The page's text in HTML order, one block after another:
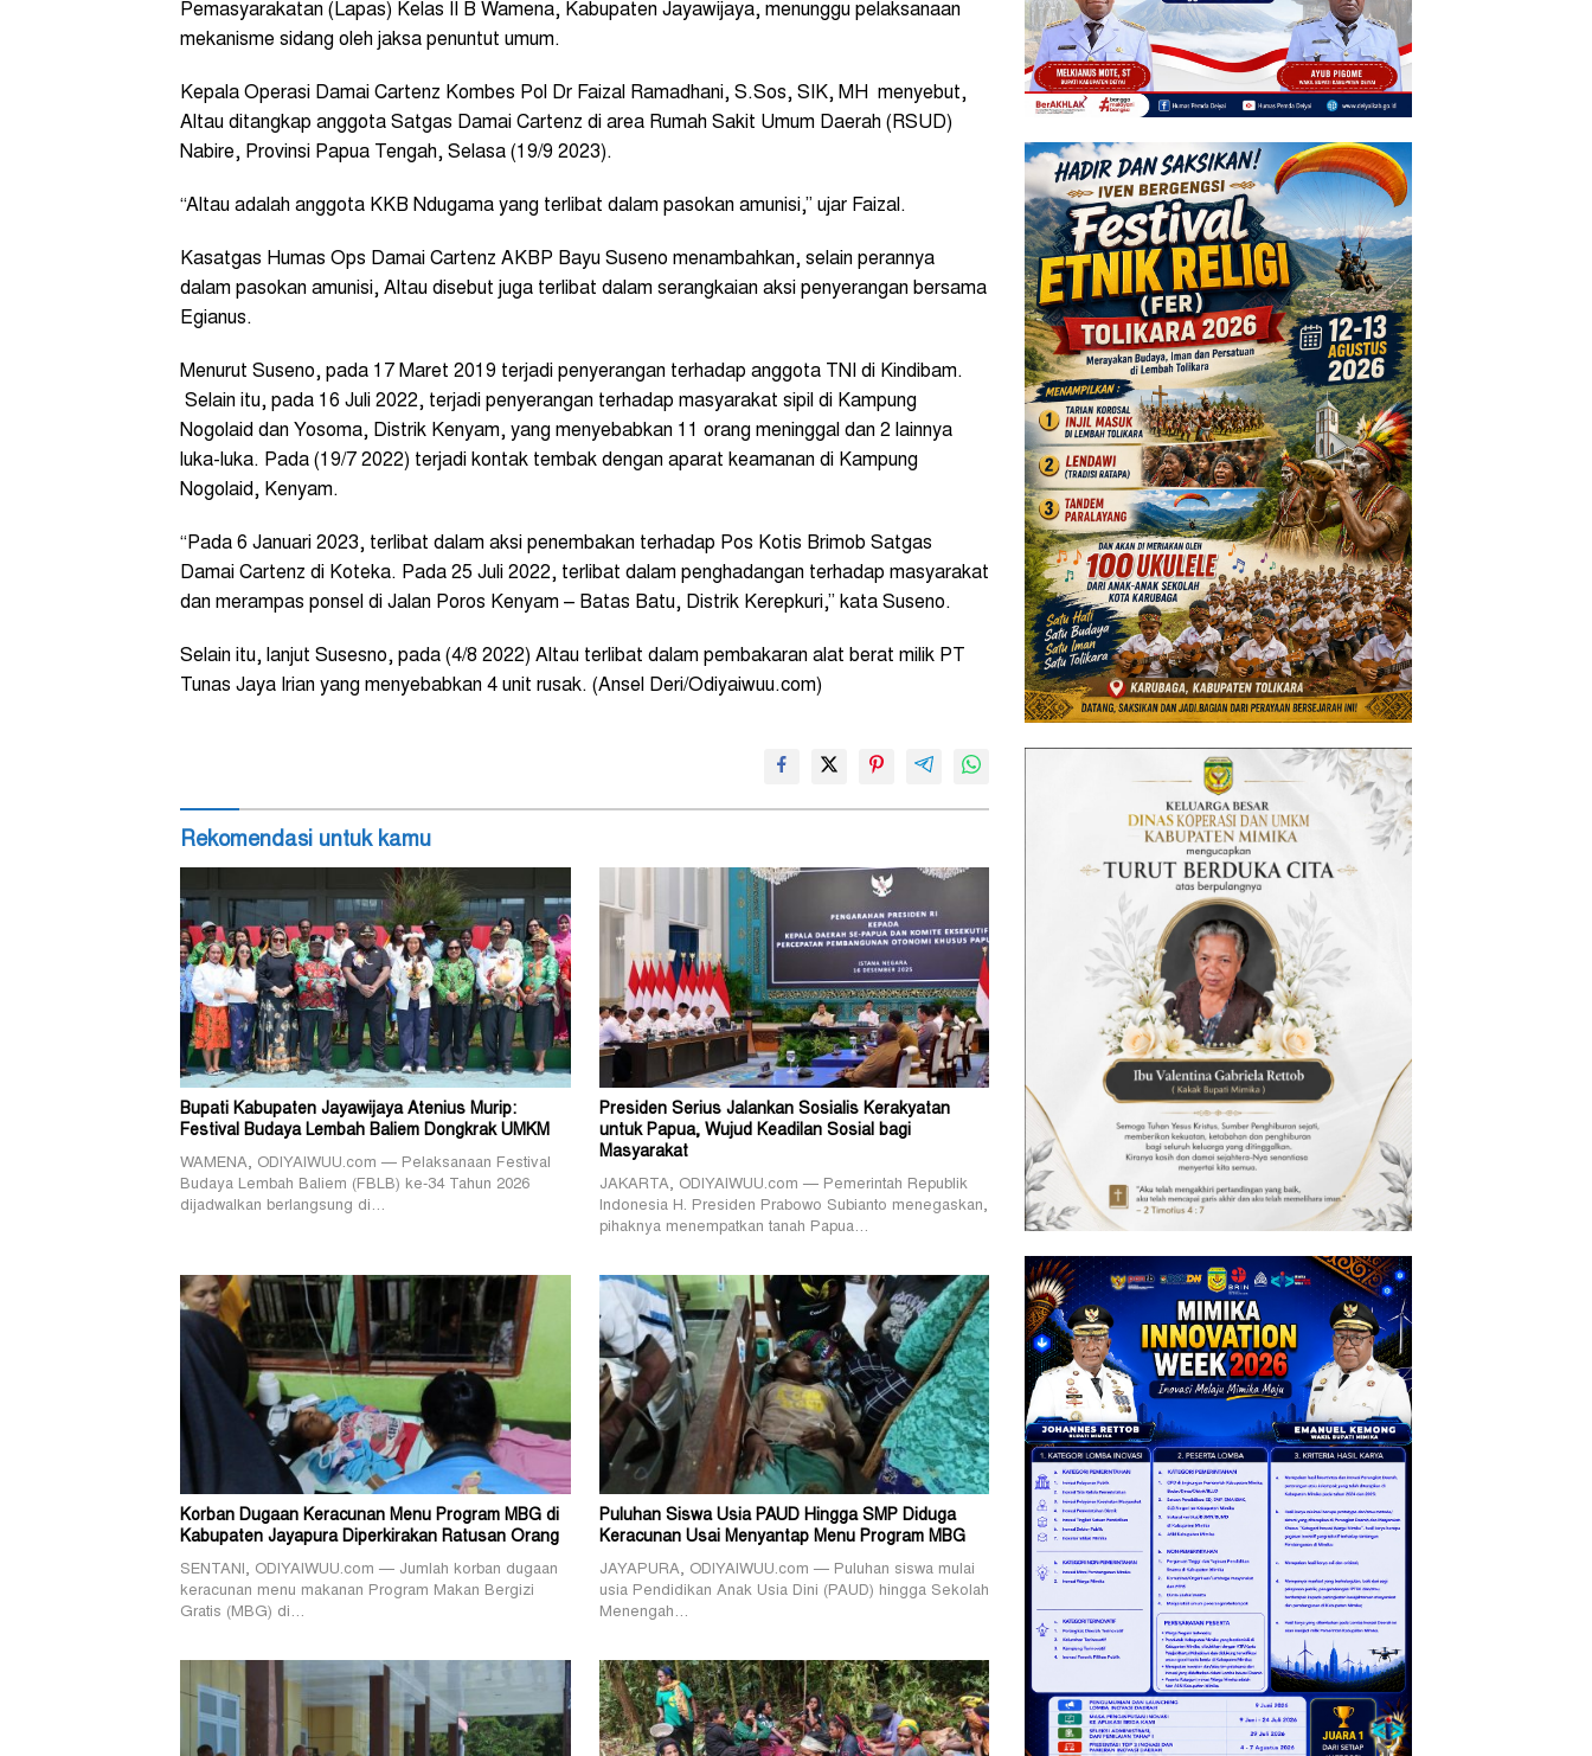
Pemasyarakatan (Lapas) Kelas II B Wamena, Kabupaten Jayawijaya, menunggu pelaksanaan
mekanisme sidang oleh jaksa penuntut umum.
Kepala Operasi Damai Cartenz Kombes Pol Dr Faizal Ramadhani, S.Sos, SIK, MH menyebut,
Altau ditangkap anggota Satgas Damai Cartenz di area Rumah Sakit Umum Daerah (RSUD)
Nabire, Provinsi Papua Tengah, Selasa (19/9 2023).
“Altau adalah anggota KKB Ndugama yang terlibat dalam pasokan amunisi,” ujar Faizal.
Kasatgas Humas Ops Damai Cartenz AKBP Bayu Suseno menambahkan, selain perannya
dalam pasokan amunisi, Altau disebut juga terlibat dalam serangkaian aksi penyerangan bersama
Egianus.
Menurut Suseno, pada 17 Maret 2019 terjadi penyerangan terhadap anggota TNI di Kindibam.
Selain itu, pada 16 Juli 2022, terjadi penyerangan terhadap masyarakat sipil di Kampung
Nogolaid dan Yosoma, Distrik Kenyam, yang menyebabkan 11 orang meninggal dan 2 lainnya
luka-luka. Pada (19/7 2022) terjadi kontak tembak dengan aparat keamanan di Kampung
Nogolaid, Kenyam.
“Pada 6 Januari 2023, terlibat dalam aksi penembakan terhadap Pos Kotis Brimob Satgas
Damai Cartenz di Koteka. Pada 25 Juli 2022, terlibat dalam penghadangan terhadap masyarakat
dan merampas ponsel di Jalan Poros Kenyam – Batas Batu, Distrik Kerepkuri,” kata Suseno.
Selain itu, lanjut Susesno, pada (4/8 2022) Altau terlibat dalam pembakaran alat berat milik PT
Tunas Jaya Irian yang menyebabkan 4 unit rusak. (Ansel Deri/Odiyaiwuu.com)
Rekomendasi untuk kamu
Bupati Kabupaten Jayawijaya Atenius Murip:
Festival Budaya Lembah Baliem Dongkrak UMKM
WAMENA, ODIYAIWUU.com — Pelaksanaan Festival
Budaya Lembah Baliem (FBLB) ke-34 Tahun 2026
dijadwalkan berlangsung di…
Presiden Serius Jalankan Sosialis Kerakyatan
untuk Papua, Wujud Keadilan Sosial bagi
Masyarakat
JAKARTA, ODIYAIWUU.com — Pemerintah Republik
Indonesia H. Presiden Prabowo Subianto menegaskan,
pihaknya menempatkan tanah Papua…
Korban Dugaan Keracunan Menu Program MBG di
Kabupaten Jayapura Diperkirakan Ratusan Orang
SENTANI, ODIYAIWUU.com — Jumlah korban dugaan
keracunan menu makanan Program Makan Bergizi
Gratis (MBG) di…
Puluhan Siswa Usia PAUD Hingga SMP Diduga
Keracunan Usai Menyantap Menu Program MBG
JAYAPURA, ODIYAIWUU.com — Puluhan siswa mulai
usia Pendidikan Anak Usia Dini (PAUD) hingga Sekolah
Menengah…